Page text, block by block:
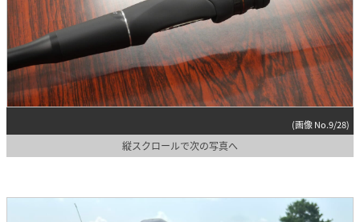
(画像 No.9/28)
縦スクロールで次の写真へ